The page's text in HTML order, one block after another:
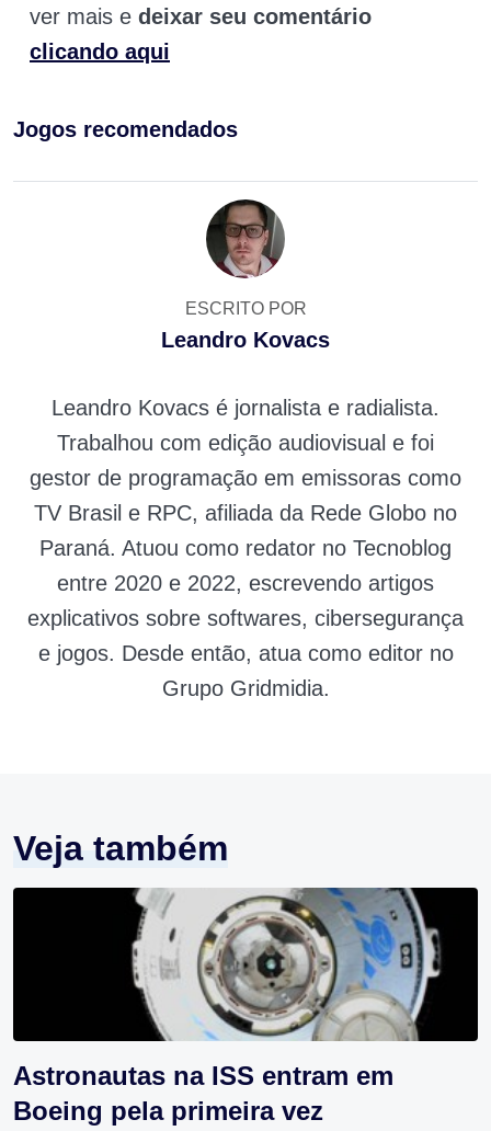
ver mais e deixar seu comentário
clicando aqui
Jogos recomendados
ESCRITO POR
Leandro Kovacs
Leandro Kovacs é jornalista e radialista.
Trabalhou com edição audiovisual e foi
gestor de programação em emissoras como
TV Brasil e RPC, afiliada da Rede Globo no
Paraná. Atuou como redator no Tecnoblog
entre 2020 e 2022, escrevendo artigos
explicativos sobre softwares, cibersegurança
e jogos. Desde então, atua como editor no
Grupo Gridmidia.
Veja também
Astronautas na ISS entram em
Boeing pela primeira vez